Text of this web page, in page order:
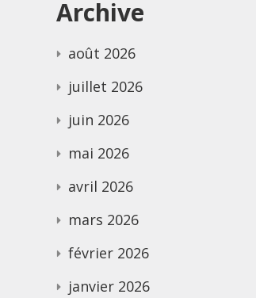
Archive
août 2026
juillet 2026
juin 2026
mai 2026
avril 2026
mars 2026
février 2026
janvier 2026